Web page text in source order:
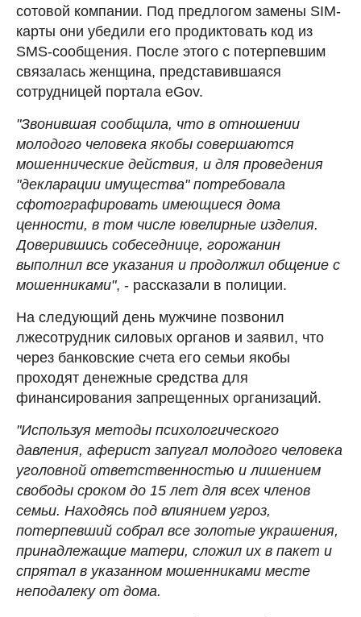
сотовой компании. Под предлогом замены SIM-
карты они убедили его продиктовать код из
SMS-сообщения. После этого с потерпевшим
связалась женщина, представившаяся
сотрудницей портала eGov.
"Звонившая сообщила, что в отношении
молодого человека якобы совершаются
мошеннические действия, и для проведения
"декларации имущества" потребовала
сфотографировать имеющиеся дома
ценности, в том числе ювелирные изделия.
Доверившись собеседнице, горожанин
выполнил все указания и продолжил общение с
мошенниками", - рассказали в полиции.
На следующий день мужчине позвонил
лжесотрудник силовых органов и заявил, что
через банковские счета его семьи якобы
проходят денежные средства для
финансирования запрещенных организаций.
"Используя методы психологического
давления, аферист запугал молодого человека
уголовной ответственностью и лишением
свободы сроком до 15 лет для всех членов
семьи. Находясь под влиянием угроз,
потерпевший собрал все золотые украшения,
принадлежащие матери, сложил их в пакет и
спрятал в указанном мошенниками месте
неподалеку от дома.